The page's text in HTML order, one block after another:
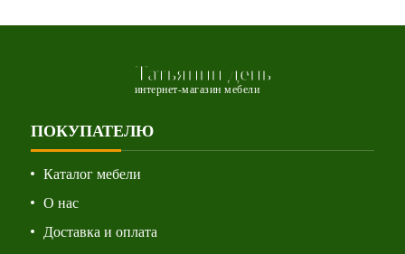
Татьянин день
интернет-магазин мебели
ПОКУПАТЕЛЮ
Каталог мебели
О нас
Доставка и оплата